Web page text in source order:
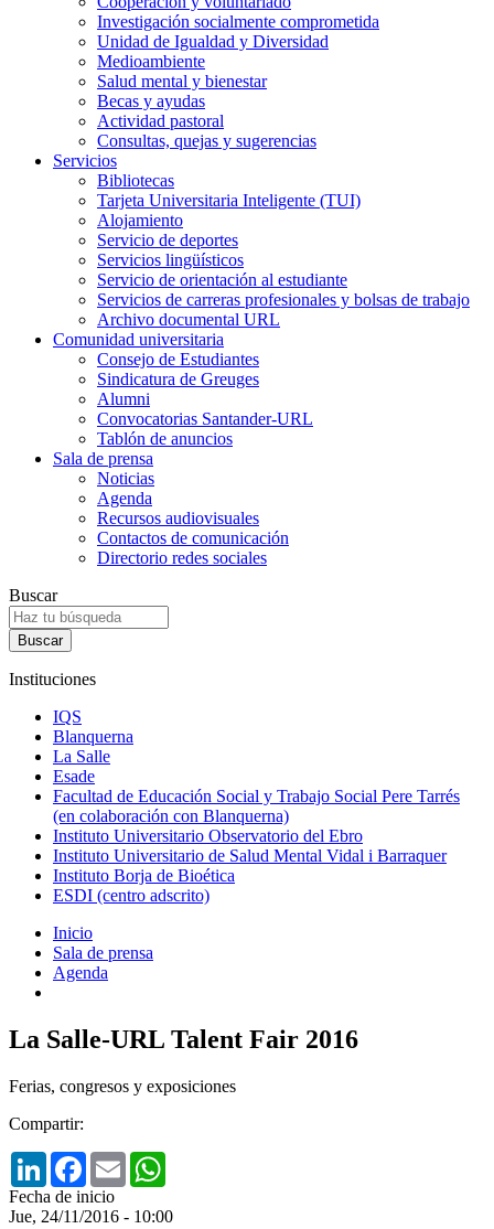
Investigación socialmente comprometida
Unidad de Igualdad y Diversidad
Medioambiente
Salud mental y bienestar
Becas y ayudas
Actividad pastoral
Consultas, quejas y sugerencias
Servicios
Bibliotecas
Tarjeta Universitaria Inteligente (TUI)
Alojamiento
Servicio de deportes
Servicios lingüísticos
Servicio de orientación al estudiante
Servicios de carreras profesionales y bolsas de trabajo
Archivo documental URL
Comunidad universitaria
Consejo de Estudiantes
Sindicatura de Greuges
Alumni
Convocatorias Santander-URL
Tablón de anuncios
Sala de prensa
Noticias
Agenda
Recursos audiovisuales
Contactos de comunicación
Directorio redes sociales
Buscar
Instituciones
IQS
Blanquerna
La Salle
Esade
Facultad de Educación Social y Trabajo Social Pere Tarrés
(en colaboración con Blanquerna)
Instituto Universitario Observatorio del Ebro
Instituto Universitario de Salud Mental Vidal i Barraquer
Instituto Borja de Bioética
ESDI (centro adscrito)
Inicio
Sala de prensa
Agenda
La Salle-URL Talent Fair 2016
Ferias, congresos y exposiciones
Compartir:
LinkedInFacebook
Email
Fecha de inicio
Jue, 24/11/2016 - 10:00